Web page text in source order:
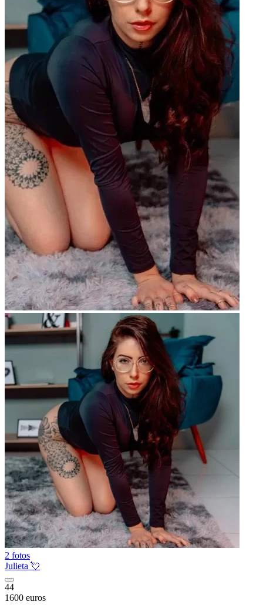
2 fotos
Julieta 💘
44
1600 euros